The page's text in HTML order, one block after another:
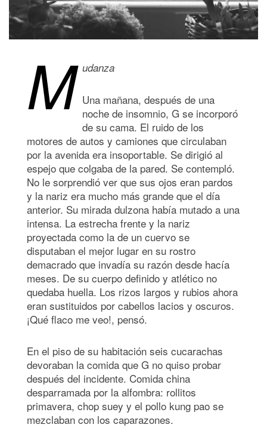
M udanza
Una mañana, después de una
noche de insomnio, G se incorporó
de su cama. El ruido de los
motores de autos y camiones que circulaban
por la avenida era insoportable. Se dirigió al
espejo que colgaba de la pared. Se contempló.
No le sorprendió ver que sus ojos eran pardos
y la nariz era mucho más grande que el día
anterior. Su mirada dulzona había mutado a una
intensa. La estrecha frente y la nariz
proyectada como la de un cuervo se
disputaban el mejor lugar en su rostro
demacrado que invadía su razón desde hacía
meses. De su cuerpo definido y atlético no
quedaba huella. Los rizos largos y rubios ahora
eran sustituidos por cabellos lacios y oscuros.
¡Qué flaco me veo!, pensó.
En el piso de su habitación seis cucarachas
devoraban la comida que G no quiso probar
después del incidente. Comida china
desparramada por la alfombra: rollitos
primavera, chop suey y el pollo kung pao se
mezclaban con los caparazones.